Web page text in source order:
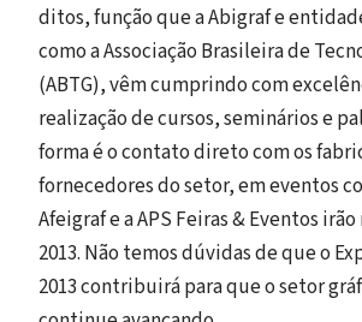
ditos, função que a Abigraf e
como a Associação Brasileira de
(ABTG), vêm cumprindo com
realização de cursos, seminários e
forma é o contato direto com os
fornecedores do setor, em eventos
Afeigraf e a APS Feiras & Eventos
2013. Não temos dúvidas de que o
2013 contribuirá para que o setor